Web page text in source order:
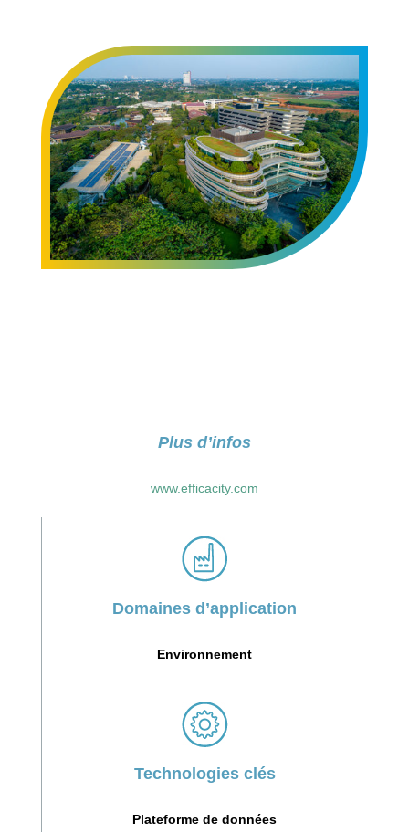
Plus d’infos
www.efficacity.com
Domaines d’application
Environnement
Technologies clés
Plateforme de données